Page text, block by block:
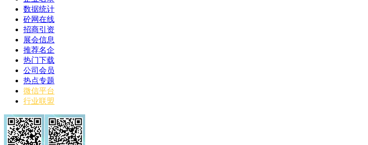
数据统计
砼网在线
招商引资
展会信息
推荐名企
热门下载
公司会员
热点专题
微信平台
行业联盟